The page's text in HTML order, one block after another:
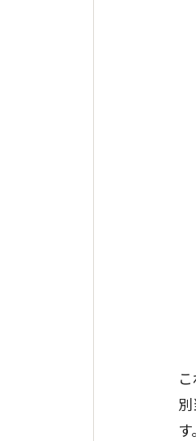
す。